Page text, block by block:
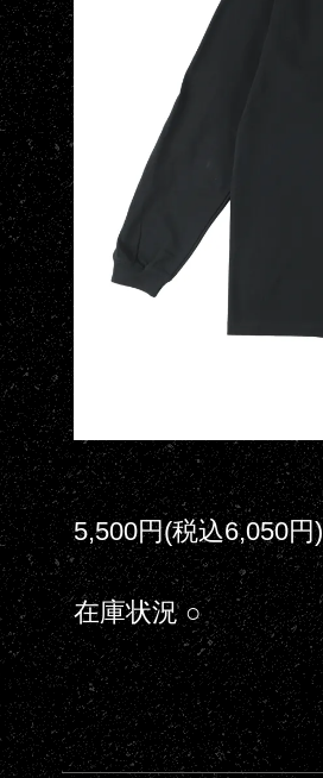
5,500円(税込6,050円)
在庫状況 ○